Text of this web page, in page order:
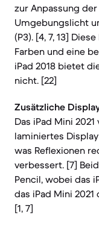
zur Anpassung
Umgebungslicht
(P3). [4, 7, 13]
Farben und eine
iPad 2018 bietet
nicht. [22]
Zusätzliche
Das iPad Mini
laminiertes
was Reflexionen
verbessert. [7]
Pencil, wobei das
das iPad Mini
[1, 7]